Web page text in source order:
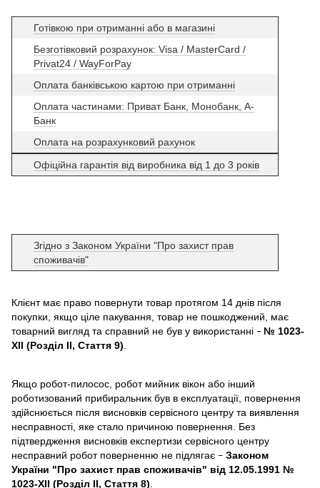
Готівкою при отриманні або в магазині
Безготівковий розрахунок: Visa / MasterCard /
Privat24 / WayForPay
Оплата банківською картою при отриманні
Оплата частинами: Приват Банк, Монобанк, А-
Банк
Оплата на розрахунковий рахунок
Офіційна гарантія від виробника від 1 до 3 років
Згідно з Законом України "Про захист прав
споживачів"
Клієнт має право повернути товар протягом 14 днів після
покупки, якщо ціле пакування, товар не пошкоджений, має
товарний вигляд та справний не був у використанні – № 1023-
XII (Розділ II, Стаття 9)
Якщо робот-пилосос, робот мийник вікон або інший
роботизований прибиральник був в експлуатації, повернення
здійснюється після висновків сервісного центру та виявлення
несправності, яке стало причиною повернення. Без
підтвердження висновків експертизи сервісного центру
несправний робот поверненню не підлягає – Законом
України "Про захист прав споживачів" від 12.05.1991 №
1023-XII (Розділ II, Стаття 8)